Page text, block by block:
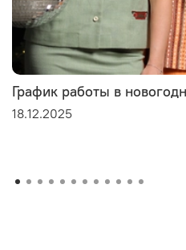
График работы в
18.12.2025